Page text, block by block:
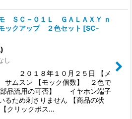
ＳＣ－０１Ｌ ＧＡＬＡＸＹ ｎ
ックアップ ２色セット [SC-
し
２０１８年１０月２５日 【メ
ムスン 【モック個数】 ２色で
部品流用の可否】 イヤホン端子
るため刺さりません 【商品の状
クリックポス…